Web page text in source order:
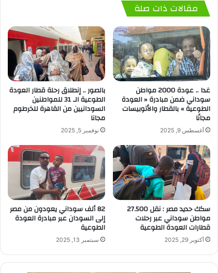
مقالات ذات صلة
غدا .. عودة 2000 مواطن
سوداني ضمن مبادرة « العودة
الطوعية » بالقطار والأتوبيسات
مجانًا
أغسطس 9, 2025
بالصور .. إنطلاق رحلة قطار العودة
الطوعية الـ 31 للمواطنين
السودانيين من القاهرة للخرطوم
مجانا
نوفمبر 5, 2025
سكك حديد مصر : نقل 27.500
مواطن سوداني عبر رحلات
قطارات العودة الطوعية
أكتوبر 29, 2025
82 ألف سوداني يعودون من مصر
إلى السودان عبر مبادرة العودة
الطوعية
سبتمبر 13, 2025